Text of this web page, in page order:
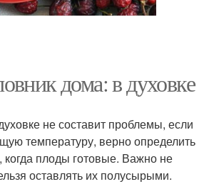
дома: в духовке
не составит проблемы, если
температуру, верно определить
когда плоды готовые. Важно не
оставлять их полусырыми.